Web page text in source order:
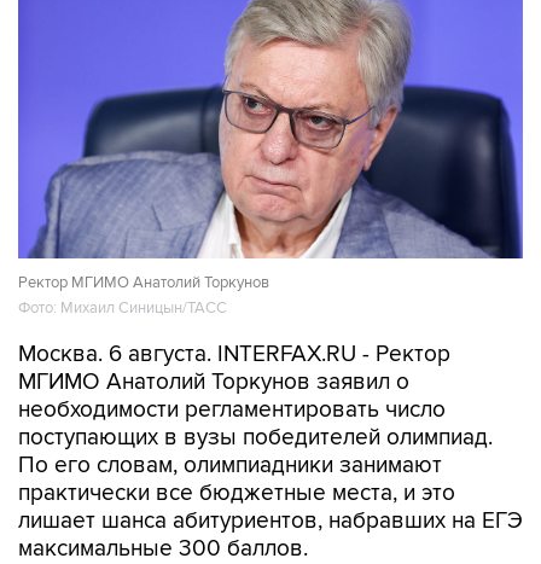
Ректор МГИМО Анатолий Торкунов
Фото: Михаил Синицын/ТАСС
Москва. 6 августа. INTERFAX.RU - Ректор
МГИМО Анатолий Торкунов заявил о
необходимости регламентировать число
поступающих в вузы победителей олимпиад.
По его словам, олимпиадники занимают
практически все бюджетные места, и это
лишает шанса абитуриентов, набравших на ЕГЭ
максимальные 300 баллов.